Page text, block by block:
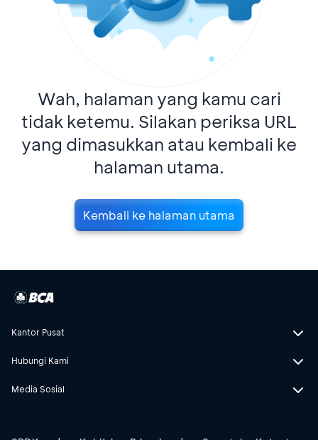
Wah, halaman yang kamu cari
tidak ketemu. Silakan periksa URL
yang dimasukkan atau kembali ke
halaman utama.
Kembali ke halaman utama
Kantor Pusat
Hubungi Kami
Media Sosial